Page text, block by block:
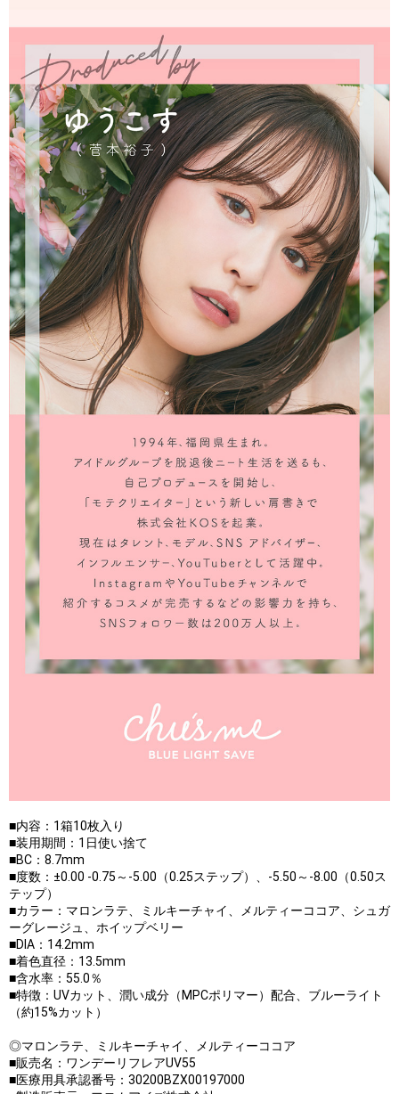
■内容：1箱10枚入り
■装用期間：1日使い捨て
■BC：8.7mm
■度数：±0.00 -0.75～-5.00（0.25ステップ）、-5.50～-8.00（0.50ス
テップ）
■カラー：マロンラテ、ミルキーチャイ、メルティーココア、シュガ
ーグレージュ、ホイップベリー
■DIA：14.2mm
■着色直径：13.5mm
■含水率：55.0％
■特徴：UVカット、潤い成分（MPCポリマー）配合、ブルーライト
（約15%カット）
◎マロンラテ、ミルキーチャイ、メルティーココア
■販売名：ワンデーリフレアUV55
■医療用具承認番号：30200BZX00197000